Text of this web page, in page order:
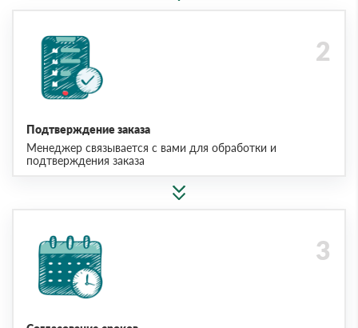
Подтверждение заказа
Менеджер связывается с вами для обработки и
подтверждения заказа